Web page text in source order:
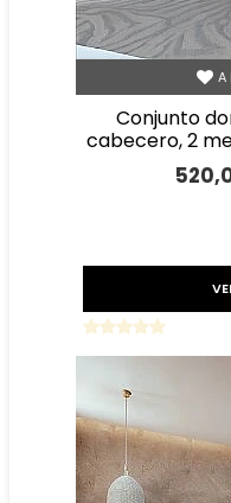
A
conjunto dormitorio dakota con
cabecero, 2